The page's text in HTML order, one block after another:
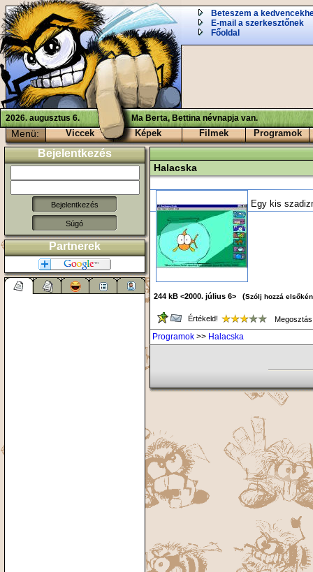
Beteszem a
E-mail a szerkesztőnek
Főoldal
2026. augusztus 6. Ma Berta, Bettina névnapja van.
Menü: Viccek Képek Filmek Programok
Bejelentkezés
Súgó
Partnerek
Halacska
Egy kis
244 kB <2000. július 6> (Szólj hozzá
Értékeld!
Programok >> Halacska